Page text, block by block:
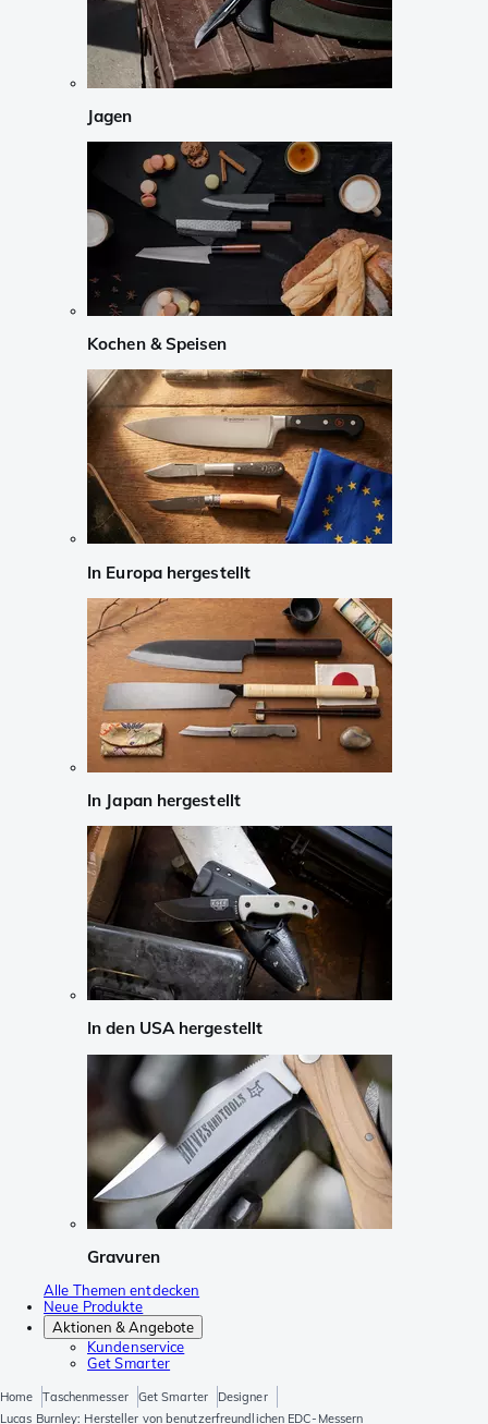
Jagen
Kochen & Speisen
In Europa hergestellt
In Japan hergestellt
In den USA hergestellt
Gravuren
Alle Themen entdecken
Neue Produkte
Aktionen & Angebote
Kundenservice
Get Smarter
Home Taschenmesser Get Smarter
Designer
Lucas Burnley: Hersteller von benutzerfreundlichen EDC-Messern